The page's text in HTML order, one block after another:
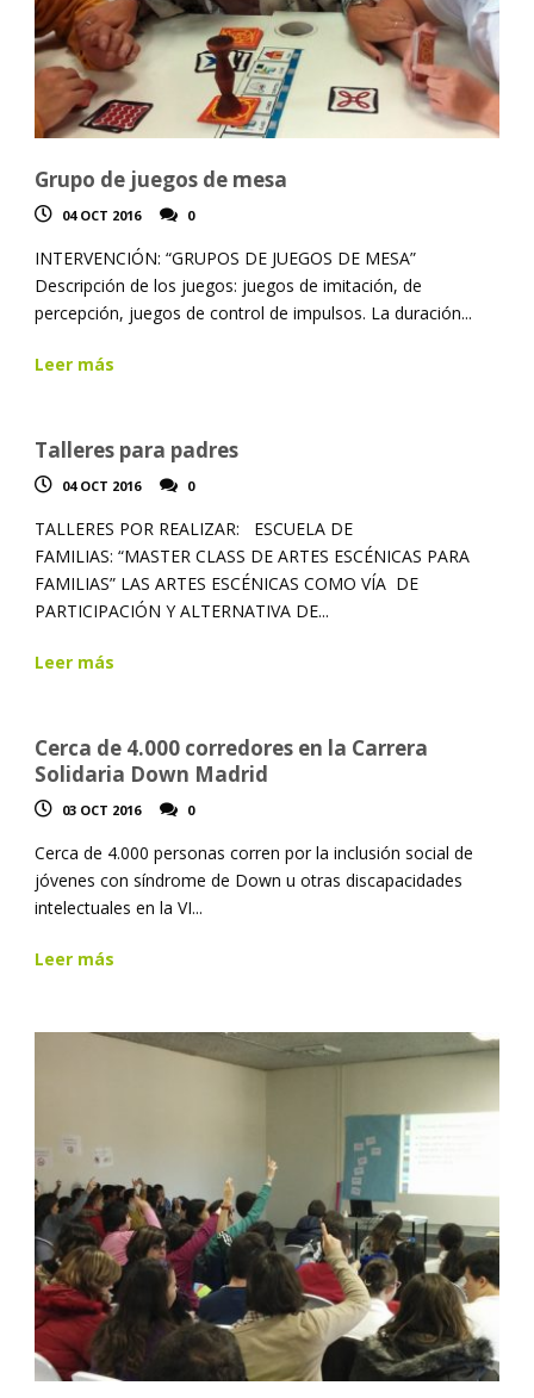
Grupo de juegos de mesa
04 OCT 2016 0
INTERVENCIÓN: “GRUPOS DE JUEGOS DE MESA”
Descripción de los juegos: juegos de imitación, de
percepción, juegos de control de impulsos. La duración...
Leer más
Talleres para padres
04 OCT 2016 0
TALLERES POR REALIZAR: ESCUELA DE
FAMILIAS: “MASTER CLASS DE ARTES ESCÉNICAS PARA
FAMILIAS” LAS ARTES ESCÉNICAS COMO VÍA DE
PARTICIPACIÓN Y ALTERNATIVA DE...
Leer más
Cerca de 4.000 corredores en la Carrera
Solidaria Down Madrid
03 OCT 2016 0
Cerca de 4.000 personas corren por la inclusión social de
jóvenes con síndrome de Down u otras discapacidades
intelectuales en la VI...
Leer más